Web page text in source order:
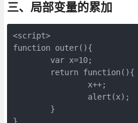
三、局部变量的累加
<script>
function outer(){
        var x=10;
return function(){
                x++;
                alert(x);
        }
}